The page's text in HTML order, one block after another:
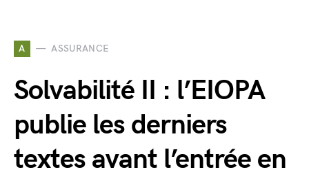
A ASSURANCE
Solvabilité II : l’EIOPA
publie les derniers
textes avant l’entrée en